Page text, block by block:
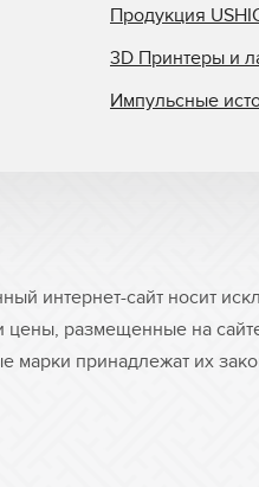
Продукция
3D Принтеры и
Импульсные
интернет-сайт носит
размещенные на
марки принадлежат их